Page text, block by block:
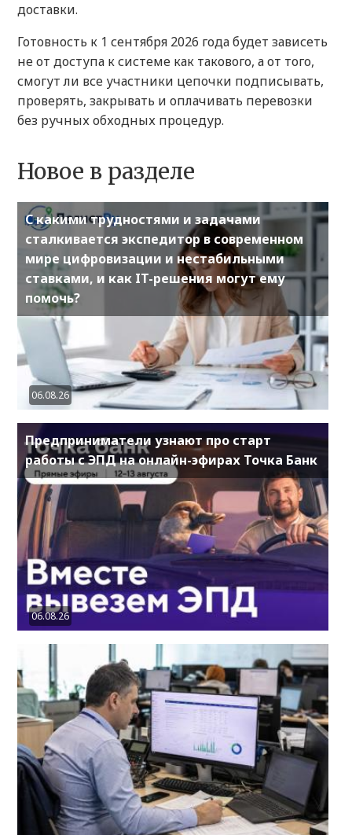
доставки.
Готовность к 1 сентября 2026 года будет зависеть
не от доступа к системе как такового, а от того,
смогут ли все участники цепочки подписывать,
проверять, закрывать и оплачивать перевозки
без ручных обходных процедур.
Новое в разделе
С какими трудностями и задачами
сталкивается экспедитор в современном
мире цифровизации и нестабильными
ставками, и как IT-решения могут ему
помочь?
06.08.26
Предприниматели узнают про старт
работы с ЭПД на онлайн-эфирах Точка Банк
06.08.26